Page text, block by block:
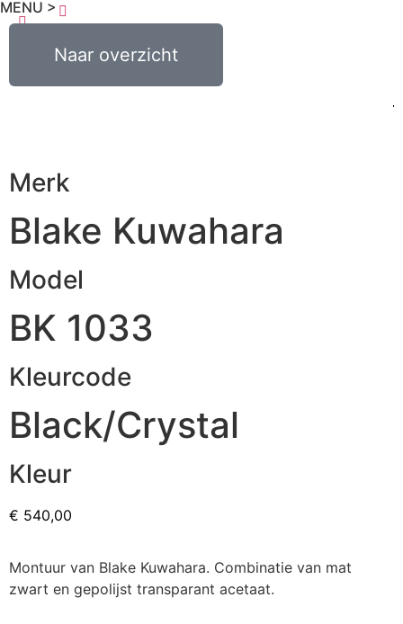
MENU >
Naar overzicht
0,00 0
Merk
Blake Kuwahara
Model
BK 1033
Kleurcode
Black/Crystal
Kleur
€ 540,00
Montuur van Blake Kuwahara. Combinatie van mat
zwart en gepolijst transparant acetaat.